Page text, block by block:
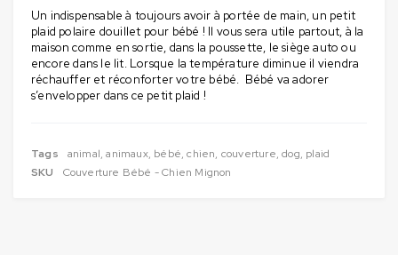
Un indispensable à toujours avoir à portée de main, un petit
plaid polaire douillet pour bébé ! Il vous sera utile partout, à la
maison comme en sortie, dans la poussette, le siège auto ou
encore dans le lit. Lorsque la température diminue il viendra
réchauffer et réconforter votre bébé. Bébé va adorer
s’envelopper dans ce petit plaid !
Tags animal,animaux, bébé,chien, couverture,dog, plaid
SKU
Couverture Bébé - Chien Mignon